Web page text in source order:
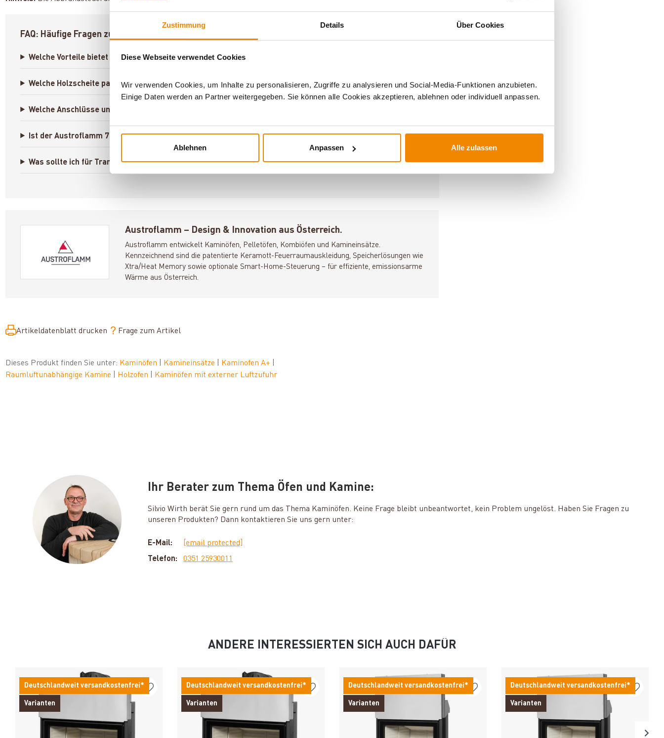
Zustimmung Details Über Cookies
Diese Webseite verwendet Cookies
Wir verwenden Cookies, um Inhalte zu personalisieren, Zugriffe zu analysieren und Social-Media-Funktionen anzubieten.
Einige Daten werden an Partner weitergegeben. Sie können alle Cookies akzeptieren, ablehnen oder individuell anpassen.
Ablehnen Anpassen Alle zulassen
FAQ: Häufige Fragen zum Austroflamm 75 K 2.0
Welche Vorteile bietet der raumluftunabhängige Betrieb beim Austroflamm 75 K 2.0?
Welche Holzscheite passen in den Austroflamm 75 K 2.0 und was bedeutet das im Alltag?
Welche Anschlüsse und Daten sind für die Installation relevant?
Ist der Austroflamm 75 K 2.0 effizient und emissionsarm?
Was sollte ich für Transport und Einbau beachten?
Austroflamm – Design & Innovation aus Österreich.
Austroflamm entwickelt Kaminöfen, Pelletöfen, Kombiöfen und Kamineinsätze.
Kennzeichnend sind die patentierte Keramott-Feuerraumauskleidung, Speicherlösungen wie
Xtra/Heat Memory sowie optionale Smart-Home-Steuerung – für effiziente, emissionsarme
Wärme aus Österreich.
Artikeldatenblatt drucken Frage zum Artikel
Dieses Produkt finden Sie unter: Kaminöfen Kamineinsätze Kaminofen A+
Raumluftunabhängige Kamine
Holzofen Kaminöfen mit externer Luftzufuhr
Ihr Berater zum Thema Öfen und Kamine:
Silvio Wirth berät Sie gern rund um das Thema Kaminöfen. Keine Frage bleibt unbeantwortet, kein Problem ungelöst. Haben Sie Fragen zu
unseren Produkten? Dann kontaktieren Sie uns gern unter:
E-Mail:
[email protected]
Telefon:
0351 25930011
ANDERE INTERESSIERTEN SICH AUCH DAFÜR
Deutschlandweit versandkostenfrei*
Varianten
Deutschlandweit versandkostenfrei*
Varianten
Deutschlandweit versandkostenfrei*
Varianten
Deutschlandweit versandkostenfrei*
Varianten